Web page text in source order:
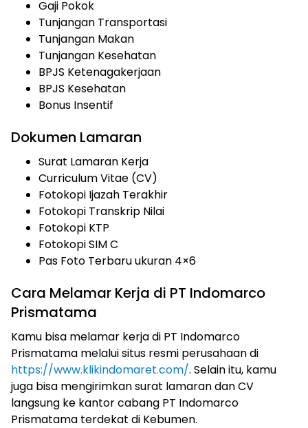
Gaji Pokok
Tunjangan Transportasi
Tunjangan Makan
Tunjangan Kesehatan
BPJS Ketenagakerjaan
BPJS Kesehatan
Bonus Insentif
Dokumen Lamaran
Surat Lamaran Kerja
Curriculum Vitae (CV)
Fotokopi Ijazah Terakhir
Fotokopi Transkrip Nilai
Fotokopi KTP
Fotokopi SIM C
Pas Foto Terbaru ukuran 4×6
Cara Melamar Kerja di PT Indomarco
Prismatama
Kamu bisa melamar kerja di PT Indomarco
Prismatama melalui situs resmi perusahaan di
https://www.klikindomaret.com/. Selain itu, kamu
juga bisa mengirimkan surat lamaran dan CV
langsung ke kantor cabang PT Indomarco
Prismatama terdekat di Kebumen.